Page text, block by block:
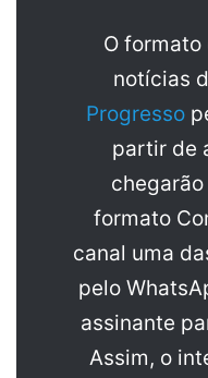
O
notícias
Progresso
partir de
formato
canal uma
pelo
assinante
Assim, o